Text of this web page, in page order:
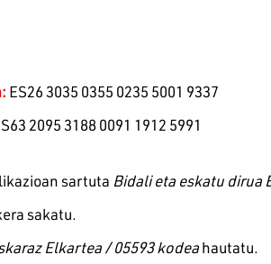
ES26 3035 0355 0235 5001 9337
2095 3188 0091 1912 5991
sartuta Bidali eta eskatu dirua
sakatu.
Elkartea / 05593 kodeahautatu.